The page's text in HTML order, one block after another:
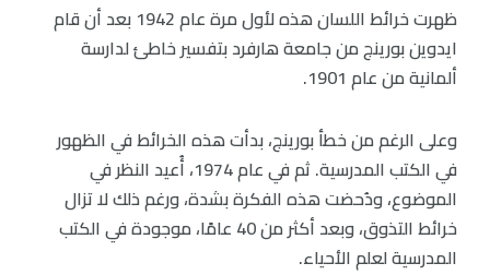
ظهرت خرائط اللسان هذه لأول مرة عام 1942 بعد أن قام
ايدوين بورينج من جامعة هارفرد بتفسير خاطئ لدارسة
ألمانية من عام 1901.
وعلى الرغم من خطأ بورينج، بدأت هذه الخرائط في الظهور
في الكتب المدرسية. ثم في عام 1974، أُعيد النظر في
الموضوع، ودُحضت هذه الفكرة بشدة، ورغم ذلك لا تزال
خرائط التذوق، وبعد أكثر من 40 عامًا، موجودة في الكتب
المدرسية لعلم الأحياء.